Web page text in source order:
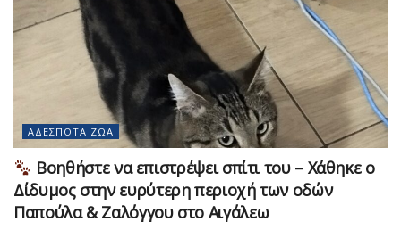
ΑΔΈΣΠΟΤΑ ΖΏΑ
Βοηθήστε να επιστρέψει σπίτι του – Χάθηκε ο
Δίδυμος στην ευρύτερη περιοχή των οδών
Παπούλα & Ζαλόγγου στο Αιγάλεω